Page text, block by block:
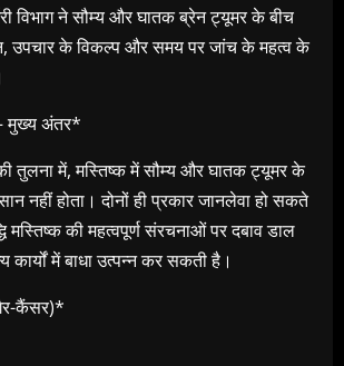
विभाग ने सौम्य और घातक ब्रेन ट्यूमर के बीच
उपचार के विकल्प और समय पर जांच के महत्व के
मुख्य अंतर*
तुलना में, मस्तिष्क में सौम्य और घातक ट्यूमर के
नहीं होता। दोनों ही प्रकार जानलेवा हो सकते
मस्तिष्क की महत्वपूर्ण संरचनाओं पर दबाव डाल
में बाधा उत्पन्न कर सकती है।
कैंसर)*